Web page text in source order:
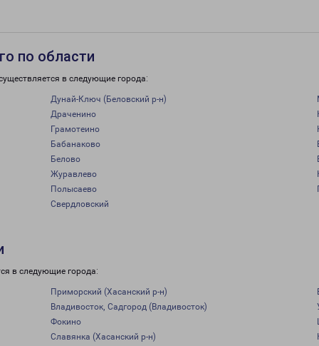
по области
в следующие города:
Дунай-Ключ (Беловский р-н)
Драченино
Грамотеино
Бабанаково
Белово
Журавлево
Полысаево
Свердловский
в следующие города:
Приморский (Хасанский р-н)
Владивосток, Садгород (Владивосток)
Фокино
Славянка (Хасанский р-н)